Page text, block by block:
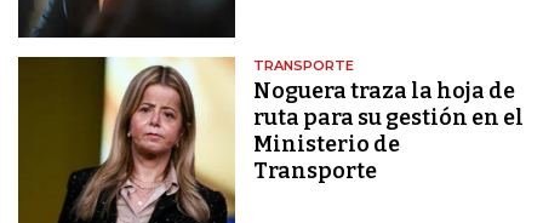
TRANSPORTE
Noguera traza la hoja de
ruta para su gestión en el
Ministerio de
Transporte